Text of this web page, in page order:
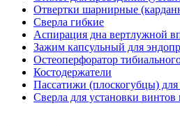
Отвертки шарнирные
Сверла гибкие
Аспирация дна вертлужной
Зажим капсульный для
Остеоперфоратор
Костодержатели
Пассатижи (плоскогубцы)
Сверла для установки винтов